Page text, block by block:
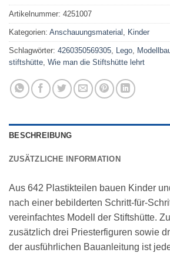
Artikelnummer: 4251007
Kategorien: Anschauungsmaterial , Kinder
Schlagwörter: 4260350569305, Lego,
stiftshütte, Wie man die Stiftshütte lehrt
BESCHREIBUNG
ZUSÄTZLICHE INFORMATION
Aus 642 Plastikteilen bauen Kinder
nach einer bebilderten Schritt-für-
vereinfachtes Modell der Stiftshütte.
zusätzlich drei Priesterfiguren sowie
der ausführlichen Bauanleitung ist